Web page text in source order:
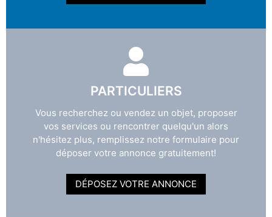
PARTICULIERS
Vous recherchez ou vendez un objet, proposer
vos services ou rencontrer quelqu'un alors
n'hésitez plus, remplissez notre formulaire pour
déposer votre annonce gratuitement!
DÉPOSEZ VOTRE ANNONCE